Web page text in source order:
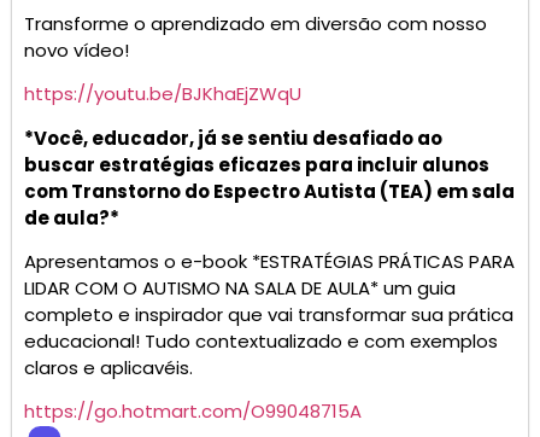
Transforme o aprendizado em diversão com nosso
novo vídeo!
https://youtu.be/BJKhaEjZWqU
*Você, educador, já se sentiu desafiado ao
buscar estratégias eficazes para incluir alunos
com Transtorno do Espectro Autista (TEA) em sala
de aula?*
Apresentamos o e-book *ESTRATÉGIAS PRÁTICAS PARA
LIDAR COM O AUTISMO NA SALA DE AULA* um guia
completo e inspirador que vai transformar sua prática
educacional! Tudo contextualizado e com exemplos
claros e aplicavéis.
https://go.hotmart.com/O99048715A